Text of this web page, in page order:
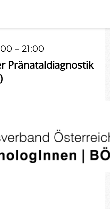
– 21:00
Pränataldiagnostik